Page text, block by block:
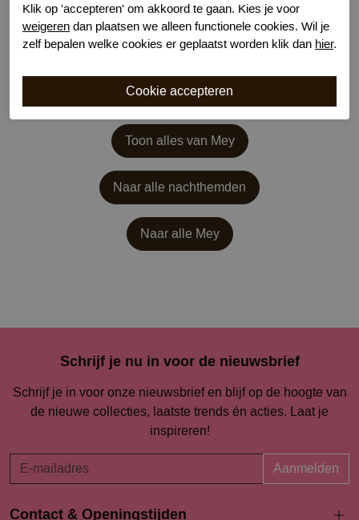
Nachtmode
Lange Mouw
Toon alles van Mey
Naar alle nachthemden
Naar alle Mey
Schrijf je nu in voor de nieuwsbrief
Schrijf je in voor onze nieuwsbrief en blijf op de hoogte van
de nieuwe collecties, laatste trends én acties. Laat je
inspireren!
Aanmelden
Contact & Openingstijden
Klik op 'accepteren' om akkoord te gaan. Kies je voor
weigeren dan plaatsen we alleen functionele cookies. Wil je
zelf bepalen welke cookies er geplaatst worden klik dan hier.